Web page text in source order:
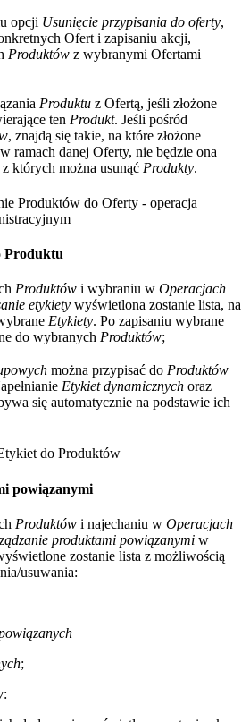
opcji Usunięcie przypisania do oferty,
Ofert i zapisaniu akcji,
Produktów z wybranymi Ofertami
Produktu z Ofertą, jeśli złożone
ten Produkt. Jeśli pośród
, znajdą się takie, na które złożone
w ramach danej Oferty, nie będzie ona
których można usunąć Produkty.
Produktów do Oferty - operacja
Produktu
Produktów i wybraniu w Operacjach
etykiety wyświetlona zostanie lista, na
Etykiety. Po zapisaniu wybrane
do wybranych Produktów;
można przypisać do Produktów
Etykiet dynamicznych oraz
się automatycznie na podstawie ich
do Produktów
powiązanymi
Produktów i najechaniu w Operacjach
produktami powiązanymi w
zostanie lista z możliwością
usuwania:
;
: